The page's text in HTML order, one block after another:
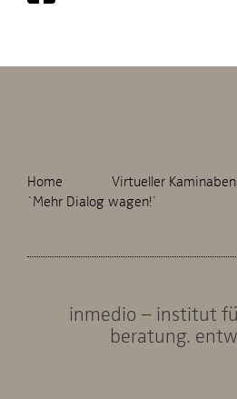
Home
Virtueller
`Mehr Dialog wagen!´
inmedio – institut
beratung.